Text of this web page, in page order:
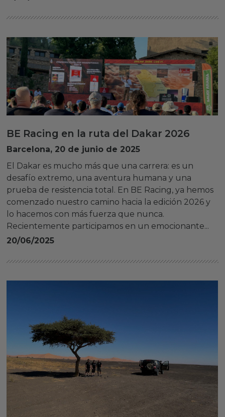
BE Racing en la ruta del Dakar 2026
Barcelona, 20 de junio de 2025
El Dakar es mucho más que una carrera: es un
desafío extremo, una aventura humana y una
prueba de resistencia total. En BE Racing, ya hemos
comenzado nuestro camino hacia la edición 2026 y
lo hacemos con más fuerza que nunca.
Recientemente participamos en un emocionante...
20/06/2025